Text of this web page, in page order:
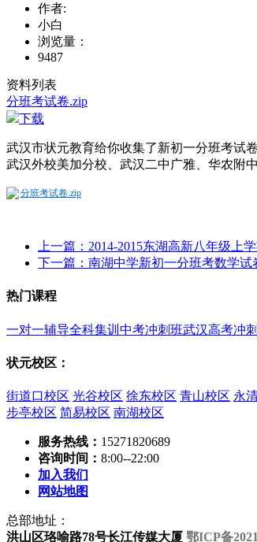
作者:
小白
浏览量：
9487
资料列表
分班考试卷.zip
下载
武汉市状元教育给你收集了新初一分班考试
武汉外校美加分校、武汉二中广雅、华农附
分班考试卷.zip
上一篇：2014-2015东湖高新八年级上
下一篇：南湖中学新初一分班考数学试
热门课程
一对一辅导全科集训 中考冲刺班武汉高考冲
状元校区：
街道口校区 光谷校区 徐东校区 青山校区 永
步亭校区 简易校区 南湖校区
服务热线： 15271820689
咨询时间： 8:00--22:00
加入我们
网站地图
总部地址：
洪山区珞喻路78号长江传媒大厦 鄂ICP备